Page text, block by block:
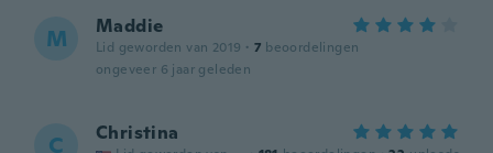
M Maddie
Lid geworden van 2019 · 7 beoordelingen
ongeveer 6 jaar geleden
C Christina